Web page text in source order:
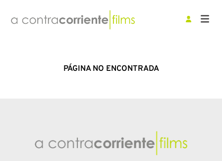
PÁGINA NO ENCONTRADA